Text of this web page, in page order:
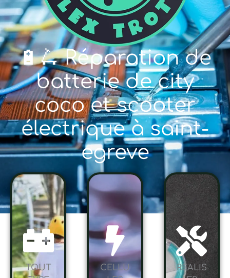
🔋🛴 Réparation de
batterie de city
coco et scooter
électrique à saint-
egreve
TOUT
CELLU
RÉALIS